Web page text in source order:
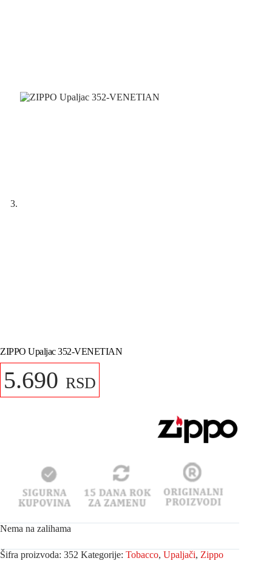
ZIPPO Upaljac 352-VENETIAN
5.690 RSD
Nema na zalihama
Šifra proizvoda: 352 Kategorije: Tobacco, Upaljači, Zippo